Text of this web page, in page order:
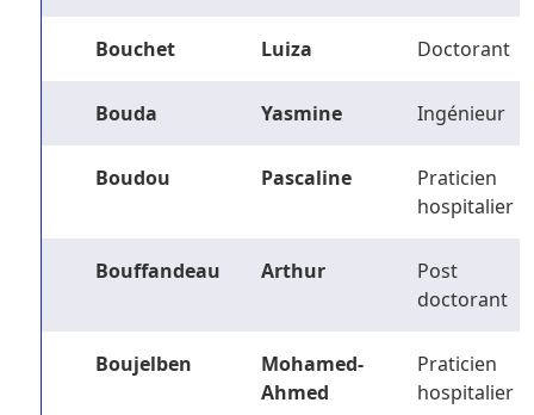
Bouchet Luiza Doctorant
Bouda Yasmine Ingénieur
Boudou Pascaline
Praticien
hospitalier
Bouffandeau Arthur
Post
doctorant
Boujelben
Mohamed-
Ahmed
Praticien
hospitalier